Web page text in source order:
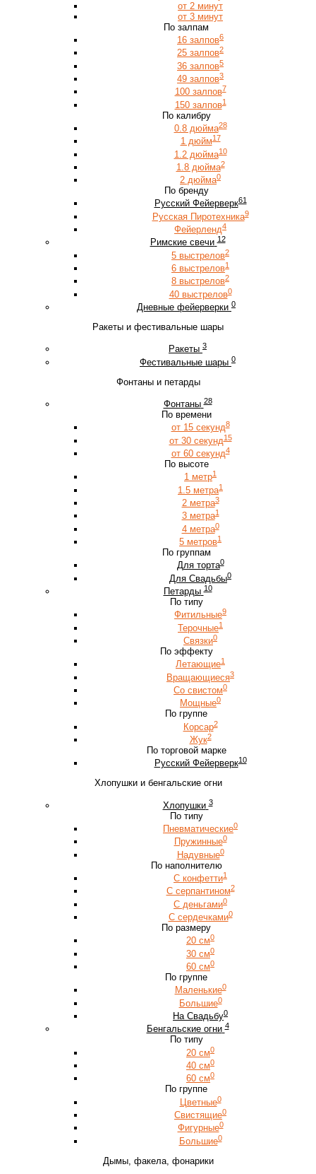
от 2 минут
от 3 минут
По залпам
16 залпов6
25 залпов2
36 залпов5
49 залпов3
100 залпов7
150 залпов1
По калибру
0.8 дюйма28
1 дюйм17
1.2 дюйма10
1.8 дюйма2
2 дюйма0
По бренду
Русский Фейерверк61
Русская Пиротехника9
Фейерленд4
Римские свечи 12
5 выстрелов2
6 выстрелов1
8 выстрелов2
40 выстрелов0
Дневные фейерверки 0
Ракеты и фестивальные шары
Ракеты 3
Фестивальные шары 0
Фонтаны и петарды
Фонтаны 28
По времени
от 15 секунд8
от 30 секунд15
от 60 секунд4
По высоте
1 метр1
1.5 метра1
2 метра3
3 метра1
4 метра0
5 метров1
По группам
Для торта0
Для Свадьбы0
Петарды 10
По типу
Фитильные9
Терочные1
Связки0
По эффекту
Летающие1
Вращающиеся3
Со свистом0
Мощные0
По группе
Корсар2
Жук2
По торговой марке
Русский Фейерверк10
Хлопушки и бенгальские огни
Хлопушки 3
По типу
Пневматические0
Пружинные0
Надувные0
По наполнителю
С конфетти1
С серпантином2
С деньгами0
С сердечками0
По размеру
20 см0
30 см0
60 см0
По группе
Маленькие0
Большие0
На Свадьбу0
Бенгальские огни 4
По типу
20 см0
40 см0
60 см0
По группе
Цветные0
Свистящие0
Фигурные0
Большие0
Дымы, факела, фонарики